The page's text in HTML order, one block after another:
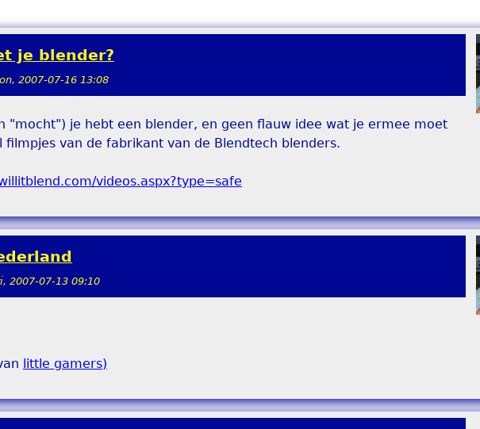
je blender?
2007-07-16 13:08
"mocht") je hebt een blender, en geen flauw idee wat je ermee moet
filmpjes van de fabrikant van de Blendtech blenders.
2007-07-13 09:10
little gamers)